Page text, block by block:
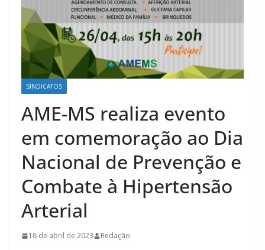
SINDICATOS
AME-MS realiza evento
em comemoração ao Dia
Nacional de Prevenção e
Combate à Hipertensão
Arterial
18 de abril de 2023 Redação